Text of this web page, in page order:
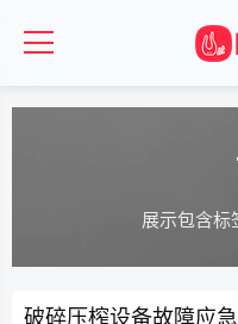
展示包含标
破碎压榨设备故障应